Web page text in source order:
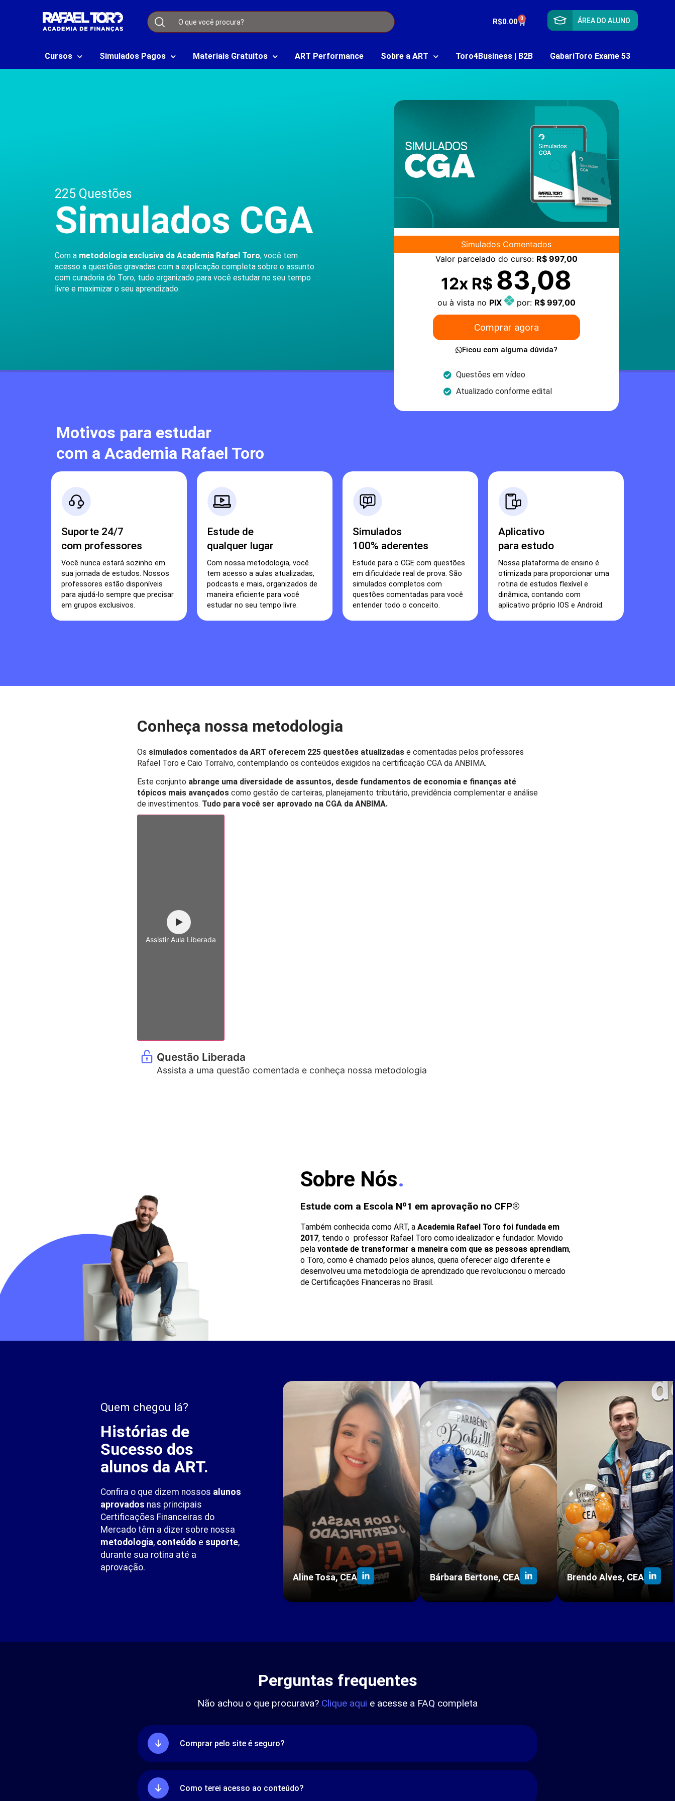
R$0.00 0 ÁREA DO ALUNO
Cursos Simulados Pagos Materiais Gratuitos ART Performance Sobre a ART Toro4Business | B2B GabariToro Exame 53
225 Questões
Simulados CGA
Com a metodologia exclusiva da Academia Rafael Toro, você tem
acesso a questões gravadas com a explicação completa sobre o assunto
com curadoria do Toro, tudo organizado para você estudar no seu tempo
livre e maximizar o seu aprendizado.
Simulados Comentados
Valor parcelado do curso: R$ 997,00
12x R$ 83,08
ou à vista no PIX por: R$ 997,00
Comprar agora
Ficou com alguma dúvida?
Questões em vídeo
Atualizado conforme edital
Motivos para estudar
com a Academia Rafael Toro
Suporte 24/7
com professores
Você nunca estará sozinho em
sua jornada de estudos. Nossos
professores estão disponíveis
para ajudá-lo sempre que precisar
em grupos exclusivos.
Estude de
qualquer lugar
Com nossa metodologia, você
tem acesso a aulas atualizadas,
podcasts e mais, organizados de
maneira eficiente para você
estudar no seu tempo livre.
Simulados
100% aderentes
Estude para o CGE com questões
em dificuldade real de prova. São
simulados completos com
questões comentadas para você
entender todo o conceito.
Aplicativo
para estudo
Nossa plataforma de ensino é
otimizada para proporcionar uma
rotina de estudos flexível e
dinâmica, contando com
aplicativo próprio IOS e Android.
Conheça nossa metodologia
Os simulados comentados da ART oferecem 225 questões atualizadas e comentadas pelos professores
Rafael Toro e Caio Torralvo, contemplando os conteúdos exigidos na certificação CGA da ANBIMA.
Este conjunto abrange uma diversidade de assuntos, desde fundamentos de economia e finanças até
tópicos mais avançados como gestão de carteiras, planejamento tributário, previdência complementar e análise
de investimentos. Tudo para você ser aprovado na CGA da ANBIMA.
Assistir Aula Liberada
Questão Liberada
Assista a uma questão comentada e conheça nossa metodologia
Sobre Nós.
Estude com a Escola Nº1 em aprovação no CFP®
Também conhecida como ART, a Academia Rafael Toro foi fundada em
2017, tendo o professor Rafael Toro como idealizador e fundador. Movido
pela vontade de transformar a maneira com que as pessoas aprendiam,
o Toro, como é chamado pelos alunos, queria oferecer algo diferente e
desenvolveu uma metodologia de aprendizado que revolucionou o mercado
de Certificações Financeiras no Brasil.
Quem chegou lá?
Histórias de
Sucesso dos
alunos da ART.
Confira o que dizem nossos alunos
aprovados nas principais
Certificações Financeiras do
Mercado têm a dizer sobre nossa
metodologia, conteúdo e suporte,
durante sua rotina até a
aprovação.
Aline Tosa, CEA Bárbara Bertone, CEA Brendo Alves, CEA
Perguntas frequentes
Não achou o que procurava? Clique aqui e acesse a FAQ completa
Comprar pelo site é seguro?
Como terei acesso ao conteúdo?